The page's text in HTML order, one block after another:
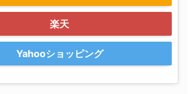
楽天
Yahooショッピング